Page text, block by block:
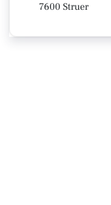
7600 Struer